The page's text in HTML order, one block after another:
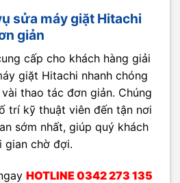
sửa máy giặt Hitachi
giản
cấp cho khách hàng giải
giặt Hitachi nhanh chóng
thao tác đơn giản. Chúng
trí kỹ thuật viên đến tận nơi
sớm nhất, giúp quý khách
chờ đợi.
HOTLINE 0342 273 135